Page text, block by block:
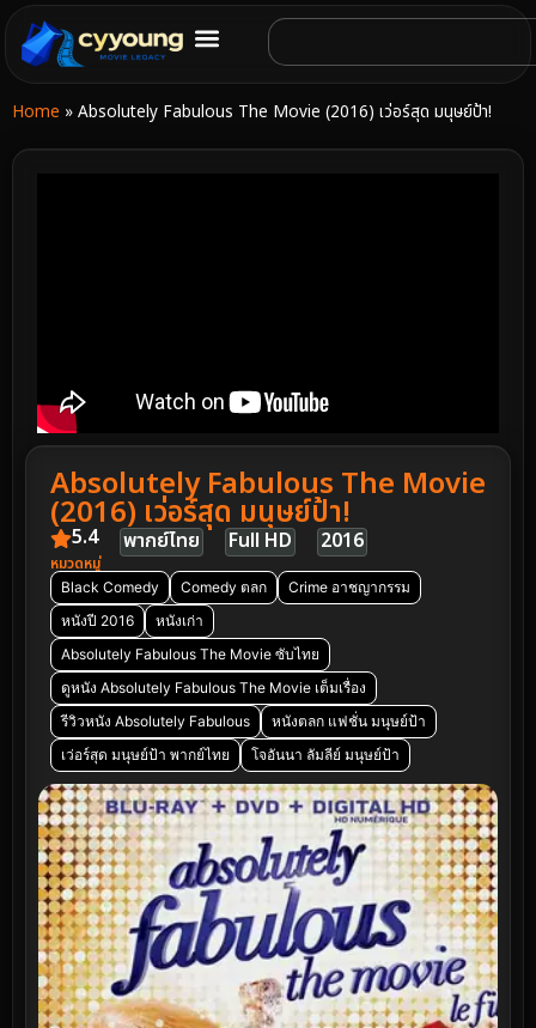
Home » Absolutely Fabulous The Movie (2016) เว่อร์สุด มนุษย์ป้า!
Absolutely Fabulous The Movie
(2016) เว่อร์สุด มนุษย์ป้า!
5.4 พากย์ไทย Full HD 2016
หมวดหมู่
Black Comedy Comedy ตลก
Crime อาชญากรรม
หนังปี 2016
หนังเก่า
Absolutely Fabulous The Movie ซับไทย
ดูหนัง Absolutely Fabulous The Movie เต็มเรื่อง
รีวิวหนัง Absolutely Fabulous
หนังตลก แฟชั่น มนุษย์ป้า
เว่อร์สุด มนุษย์ป้า พากย์ไทย
โจอันนา ลัมลีย์ มนุษย์ป้า